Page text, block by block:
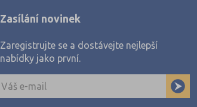
Zasílání novinek
Zaregistrujte se a dostávejte nejlepší
nabídky jako první.